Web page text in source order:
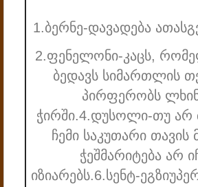
1.ბერნე-დავადება
2.ფენელონი-კაცს,
ბედავს სიმართლის
პირფერობს
ჭირში.4.დუსოლი-თუ არ
ჩემი საკუთარი თავის
ჭეშმარიტება არ
იზიარებს.6.სენტ-